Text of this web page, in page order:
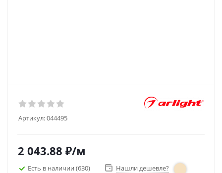
Артикул:044495
2 043.88 ₽/м
Есть в наличии (630) Нашли дешевле?